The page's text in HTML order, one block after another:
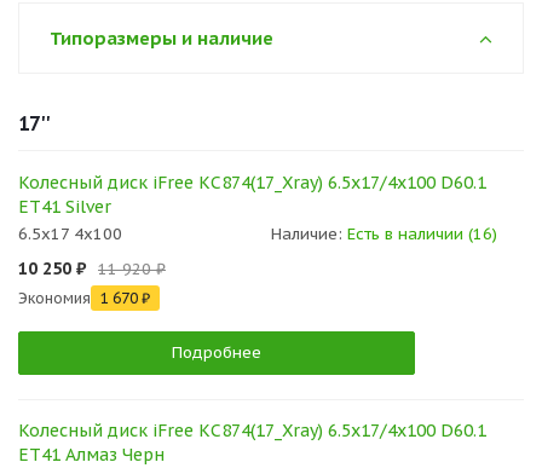
Типоразмеры и наличие
17''
Колесный диск iFree КС874(17_Xray) 6.5x17/4x100 D60.1
ET41 Silver
6.5x17 4x100 Наличие: Есть в наличии (16)
10 250 ₽ 11 920 ₽
Экономия 1 670 ₽
Подробнее
Колесный диск iFree КС874(17_Xray) 6.5x17/4x100 D60.1
ET41 Алмаз Черн